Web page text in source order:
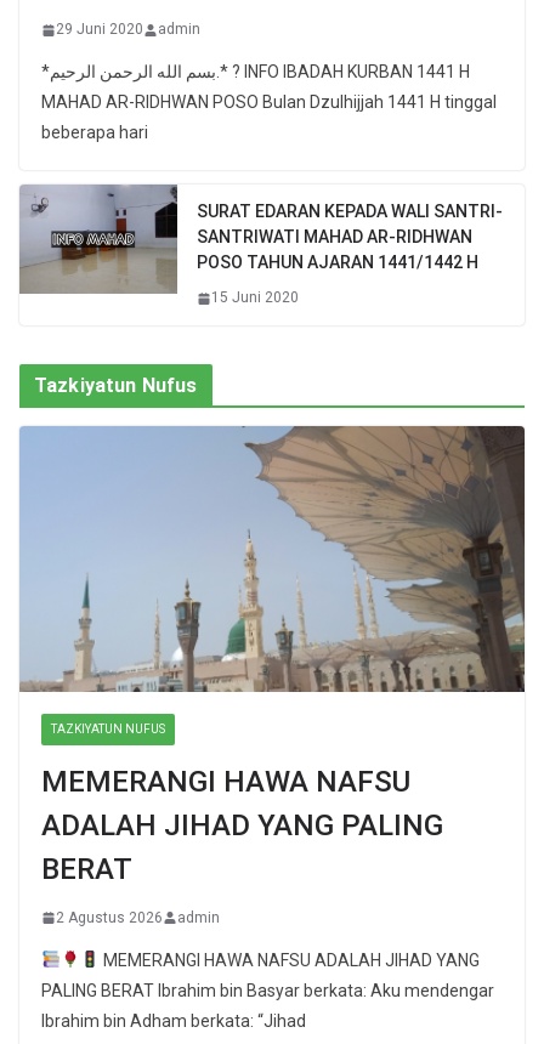
29 Juni 2020 admin
*بسم الله الرحمن الرحيم.* ? INFO IBADAH KURBAN 1441 H
MAHAD AR-RIDHWAN POSO Bulan Dzulhijjah 1441 H tinggal
beberapa hari
SURAT EDARAN KEPADA WALI SANTRI-
SANTRIWATI MAHAD AR-RIDHWAN
POSO TAHUN AJARAN 1441/1442 H
15 Juni 2020
Tazkiyatun Nufus
TAZKIYATUN NUFUS
MEMERANGI HAWA NAFSU
ADALAH JIHAD YANG PALING
BERAT
2 Agustus 2026 admin
MEMERANGI HAWA NAFSU ADALAH JIHAD YANG
PALING BERAT Ibrahim bin Basyar berkata: Aku mendengar
Ibrahim bin Adham berkata: “Jihad